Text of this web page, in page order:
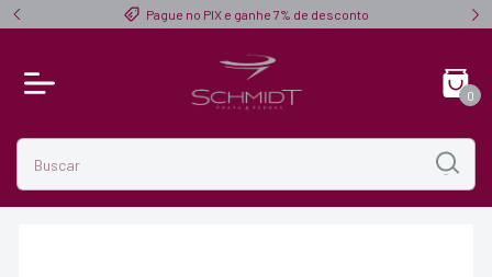
Pague no PIX e ganhe 7% de desconto
0